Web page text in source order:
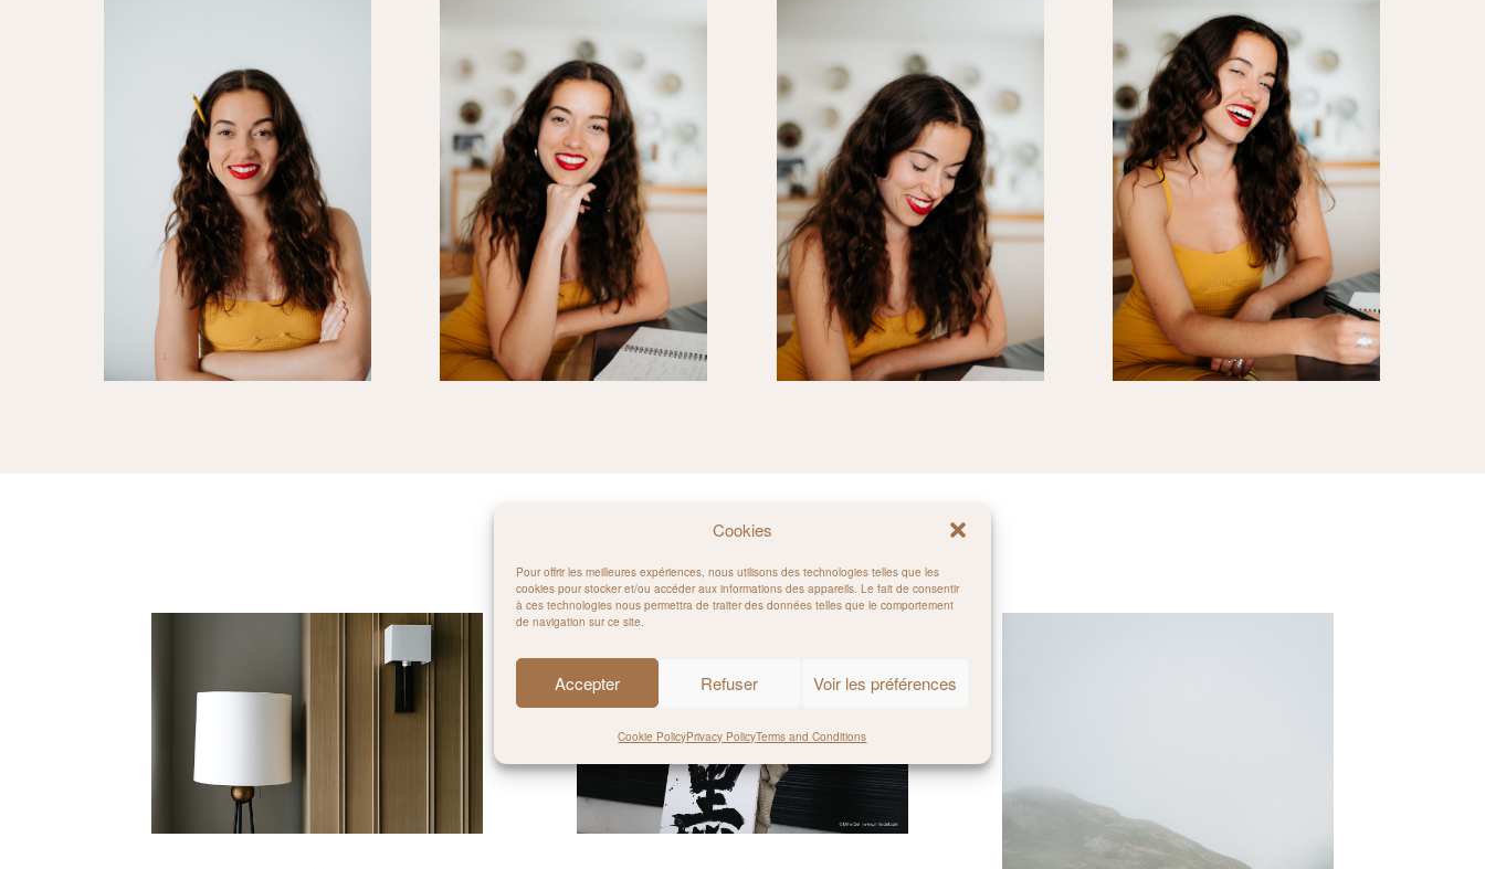
Cookies
Pour offrir les meilleures expériences, nous utilisons des technologies telles que les
cookies pour stocker et/ou accéder aux informations des appareils. Le fait de consentir
à ces technologies nous permettra de traiter des données telles que le comportement
de navigation sur ce site.
Accepter Refuser Voir les préférences
Cookie PolicyPrivacy PolicyTerms and Conditions